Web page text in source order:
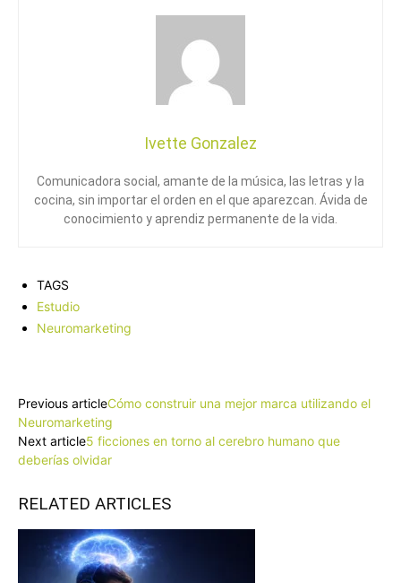
Ivette Gonzalez
Comunicadora social, amante de la música, las letras y la
cocina, sin importar el orden en el que aparezcan. Ávida de
conocimiento y aprendiz permanente de la vida.
TAGS
Estudio
Neuromarketing
Previous articleCómo construir una mejor marca utilizando el
Neuromarketing
Next article5 ficciones en torno al cerebro humano que
deberías olvidar
RELATED ARTICLES